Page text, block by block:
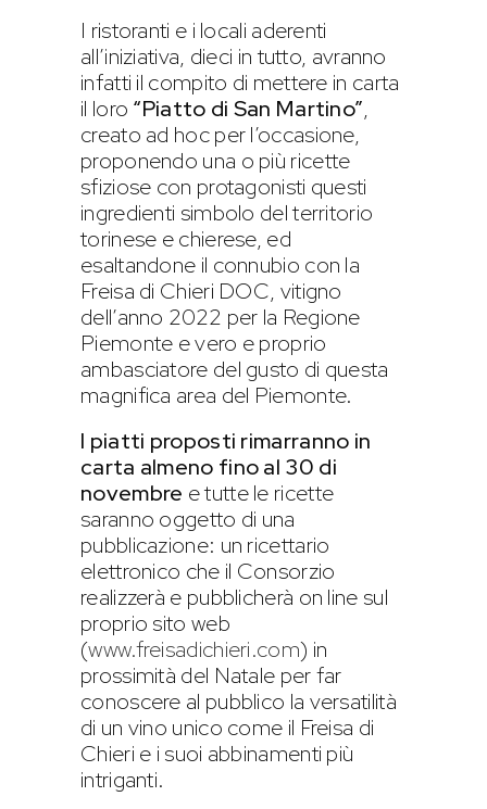
I ristoranti e i locali aderenti
all’iniziativa, dieci in tutto, avranno
infatti il compito di mettere in carta
il loro “Piatto di San Martino”,
creato ad hoc per l’occasione,
proponendo una o più ricette
sfiziose con protagonisti questi
ingredienti simbolo del territorio
torinese e chierese, ed
esaltandone il connubio con la
Freisa di Chieri DOC, vitigno
dell’anno 2022 per la Regione
Piemonte e vero e proprio
ambasciatore del gusto di questa
magnifica area del Piemonte.
I piatti proposti rimarranno in
carta almeno fino al 30 di
novembre e tutte le ricette
saranno oggetto di una
pubblicazione: un ricettario
elettronico che il Consorzio
realizzerà e pubblicherà on line sul
proprio sito web
(www.freisadichieri.com) in
prossimità del Natale per far
conoscere al pubblico la versatilità
di un vino unico come il Freisa di
Chieri e i suoi abbinamenti più
intriganti.